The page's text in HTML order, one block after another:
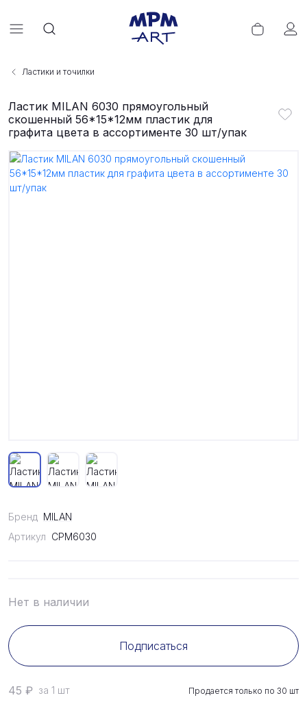
Ластики и точилки
Ластик MILAN 6030 прямоугольный
скошенный 56*15*12мм пластик для
графита цвета в ассортименте 30 шт/упак
Бренд MILAN
Артикул CPM6030
Нет в наличии
Подписаться
45 ₽ за 1 шт Продается только по 30 шт